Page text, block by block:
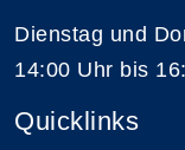
Dienstag und
14:00 Uhr bis
Quicklinks